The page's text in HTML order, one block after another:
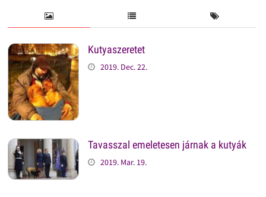
Kutyaszeretet
2019. Dec. 22.
Tavasszal emeletesen járnak a kutyák
2019. Mar. 19.